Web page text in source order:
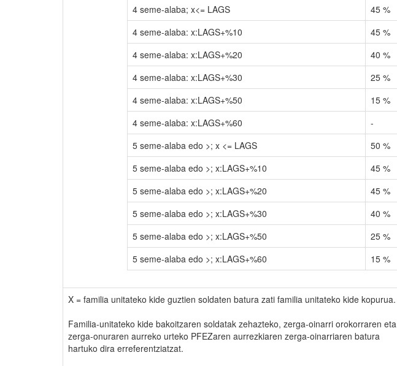
4 seme-alaba; x<= LAGS
45 %
4 seme-alaba: x:LAGS+%10
45 %
4 seme-alaba: x:LAGS+%20
40 %
4 seme-alaba: x:LAGS+%30
25 %
4 seme-alaba: x:LAGS+%50
15 %
4 seme-alaba: x:LAGS+%60
-
5 seme-alaba edo >; x <= LAGS
50 %
5 seme-alaba edo >; x:LAGS+%10
45 %
5 seme-alaba edo >; x:LAGS+%20
45 %
5 seme-alaba edo >; x:LAGS+%30
40 %
5 seme-alaba edo >; x:LAGS+%50
25 %
5 seme-alaba edo >; x:LAGS+%60
15 %
X = familia unitateko kide guztien soldaten batura zati familia unitateko kide kopurua.
Familia-unitateko kide bakoitzaren soldatak zehazteko, zerga-oinarri orokorraren eta
zerga-onuraren aurreko urteko PFEZaren aurrezkiaren zerga-oinarriaren batura
hartuko dira erreferentziatzat.